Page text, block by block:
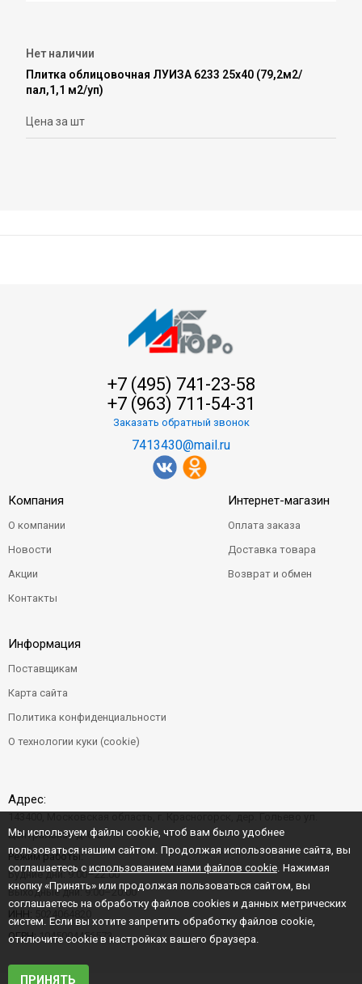
Нет наличии
Плитка облицовочная ЛУИЗА 6233 25х40 (79,2м2/
пал,1,1 м2/уп)
Цена за шт
+7 (495) 741-23-58
+7 (963) 711-54-31
Заказать обратный звонок
7413430@mail.ru
Компания
О компании
Новости
Акции
Контакты
Интернет-магазин
Оплата заказа
Доставка товара
Возврат и обмен
Информация
Поставщикам
Карта сайта
Политика конфиденциальности
О технологии куки (cookie)
Адрес:
Центральная д. 6"Б"
Режим работы:
Будние дни: 9:00–22:00
Выходные дни: 9:00–20:00
ИНН:
ОГРН:1045004456573
Мы используем файлы cookie, чтоб вам было удобнее
пользоваться нашим сайтом. Продолжая использование сайта, вы
соглашаетесь с использованием нами файлов cookie . Нажимая
кнопку «Принять» или продолжая пользоваться сайтом, вы
соглашаетесь на обработку файлов cookies и данных метрических
систем. Если вы хотите запретить обработку файлов cookie,
отключите cookie в настройках вашего браузера.
ПРИНЯТЬ